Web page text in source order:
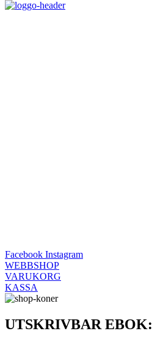
Facebook Instagram
WEBBSHOP
VARUKORG
KASSA
UTSKRIVBAR EBOK: